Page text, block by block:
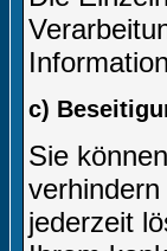
c)
Sie
jederzeit